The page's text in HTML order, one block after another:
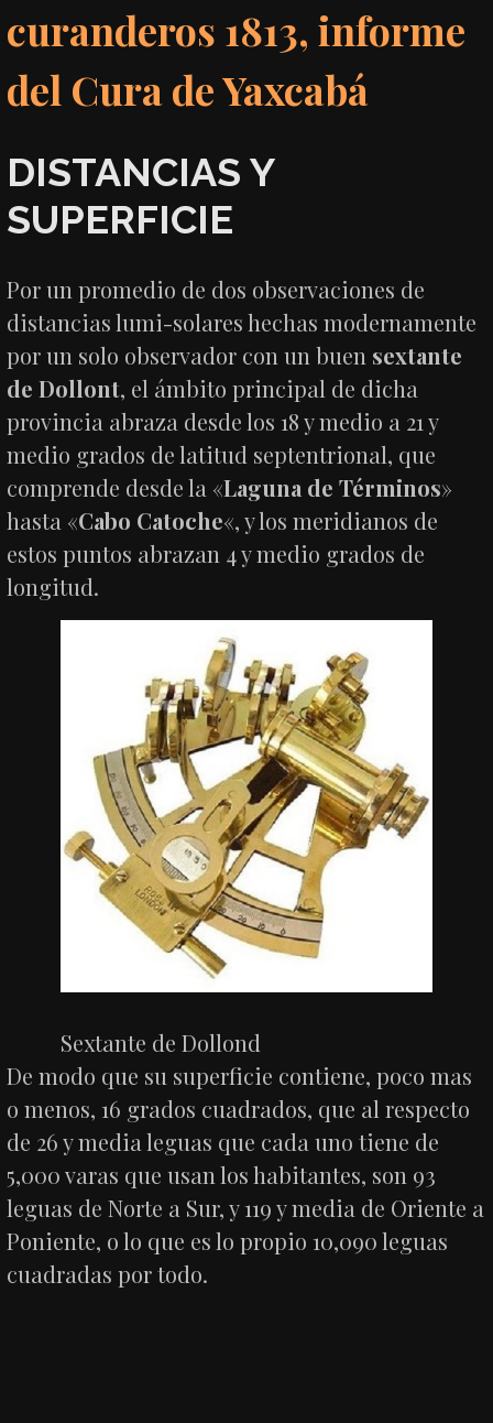
curanderos 1813, informe
del Cura de Yaxcabá
DISTANCIAS Y
SUPERFICIE
Por un promedio de dos observaciones de
distancias lumi-solares hechas modernamente
por un solo observador con un buen sextante
de Dollont, el ámbito principal de dicha
provincia abraza desde los 18 y medio a 21 y
medio grados de latitud septentrional, que
comprende desde la «Laguna de Términos»
hasta «Cabo Catoche«, y los meridianos de
estos puntos abrazan 4 y medio grados de
longitud.
Sextante de Dollond
De modo que su superficie contiene, poco mas
o menos, 16 grados cuadrados, que al respecto
de 26 y media leguas que cada uno tiene de
5,000 varas que usan los habitantes, son 93
leguas de Norte a Sur, y 119 y media de Oriente a
Poniente, o lo que es lo propio 10,090 leguas
cuadradas por todo.